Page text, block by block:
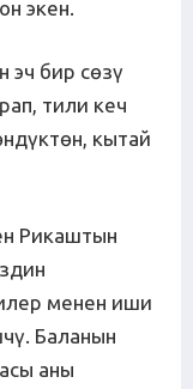
экен.
эч бир сөзү
тили кеч
кытай
Рикаштын
менен иши
Баланын
аны